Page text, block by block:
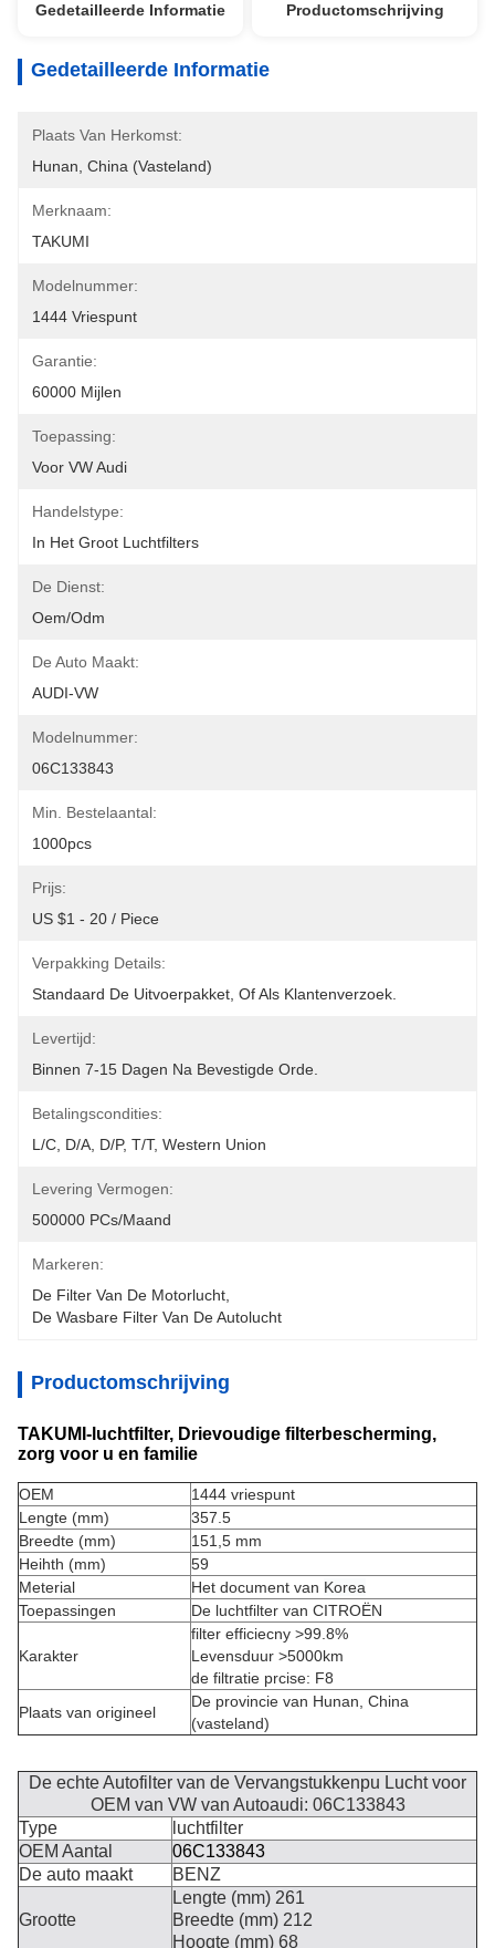
Gedetailleerde Informatie Productomschrijving
Gedetailleerde Informatie
Plaats Van Herkomst:
Hunan, China (Vasteland)
Merknaam:
TAKUMI
Modelnummer:
1444 Vriespunt
Garantie:
60000 Mijlen
Toepassing:
Voor VW Audi
Handelstype:
In Het Groot Luchtfilters
De Dienst:
Oem/odm
De Auto Maakt:
AUDI-VW
Modelnummer:
06C133843
Min. Bestelaantal:
1000pcs
Prijs:
US $1 - 20 / Piece
Verpakking Details:
Standaard De Uitvoerpakket, Of Als Klantenverzoek.
Levertijd:
Binnen 7-15 Dagen Na Bevestigde Orde.
Betalingscondities:
L/C, D/A, D/P, T/T, Western Union
Levering Vermogen:
500000 PCs/maand
Markeren:
De Filter Van De Motorlucht
De Wasbare Filter Van De Autolucht
Productomschrijving
TAKUMI-luchtfilter, Drievoudige filterbescherming,
zorg voor u en familie
OEM
1444 vriespunt
Lengte (mm)
357.5
Breedte (mm)
151,5 mm
Heihth (mm)
59
Meterial
Het document van Korea
Toepassingen
De luchtfilter van CITROËN
Karakter
filter efficiecny >99.8%
Levensduur >5000km
de filtratie prcise: F8
Plaats van origineel
De provincie van Hunan, China
(vasteland)
De echte Autofilter van de Vervangstukkenpu Lucht voor
OEM van VW van Autoaudi: 06C133843
Type
luchtfilter
OEM Aantal
06C133843
De auto maakt
BENZ
Grootte
Lengte (mm) 261
Breedte (mm) 212
Hoogte (mm) 68